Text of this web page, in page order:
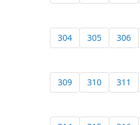
304 305 306
309 310 311